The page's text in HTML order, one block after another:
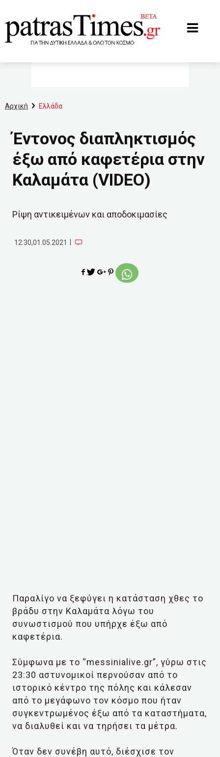
Αρχική Ελλάδα
Έντονος διαπληκτισμός
έξω από καφετέρια στην
Καλαμάτα (VIDEO)
Ρίψη αντικειμένων και αποδοκιμασίες
12:30,01.05.2021
Παραλίγο να ξεφύγει η κατάσταση χθες το
βράδυ στην Καλαμάτα λόγω του
συνωστισμού που υπήρχε έξω από
καφετέρια.
Σύμφωνα με το “messinialive.gr”, γύρω στις
23:30 αστυνομικοί περνούσαν από το
ιστορικό κέντρο της πόλης και κάλεσαν
από το μεγάφωνο τον κόσμο που ήταν
συγκεντρωμένος έξω από τα καταστήματα,
να διαλυθεί και να τηρήσει τα μέτρα.
Όταν δεν συνέβη αυτό, διέσχισε τον